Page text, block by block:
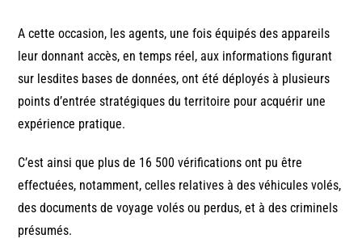
A cette occasion, les agents, une fois équipés des appareils
leur donnant accès, en temps réel, aux informations figurant
sur lesdites bases de données, ont été déployés à plusieurs
points d’entrée stratégiques du territoire pour acquérir une
expérience pratique.
C’est ainsi que plus de 16 500 vérifications ont pu être
effectuées, notamment, celles relatives à des véhicules volés,
des documents de voyage volés ou perdus, et à des criminels
présumés.